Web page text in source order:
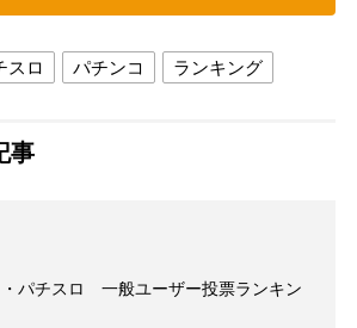
スロ パチンコ ランキング
事
・パチスロ 一般ユーザー投票ランキン